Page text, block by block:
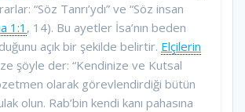
“Söz Tanrı’ydı” ve “Söz insan
1:1 , 14). Bu ayetler İsa’nın beden
açık bir şekilde belirtir. Elçilerin
şöyle der: “Kendinize ve Kutsal
olarak görevlendirdiği bütün
olun. Rab’bin kendi kanı pahasına